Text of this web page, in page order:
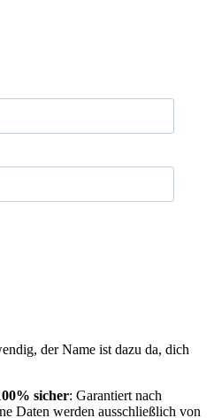
der Name ist dazu da, dich
sicher: Garantiert nach
Daten werden ausschließlich von